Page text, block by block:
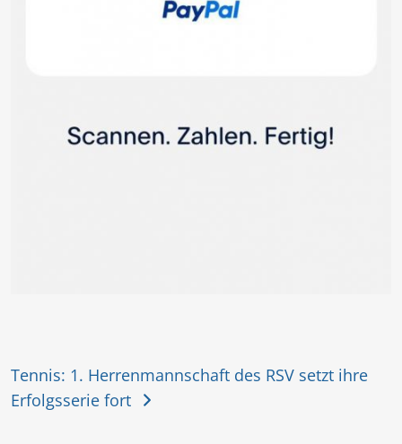
Tennis: 1. Herrenmannschaft des RSV setzt ihre
Erfolgsserie fort